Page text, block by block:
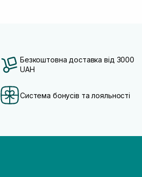
Безкоштовна доставка від 3000
UAH
Система бонусів та лояльності